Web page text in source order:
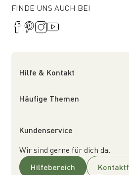
FINDE UNS AUCH BEI
Hilfe & Kontakt
Häufige Themen
Kundenservice
Wir sind gerne für dich da.
Hilfebereich